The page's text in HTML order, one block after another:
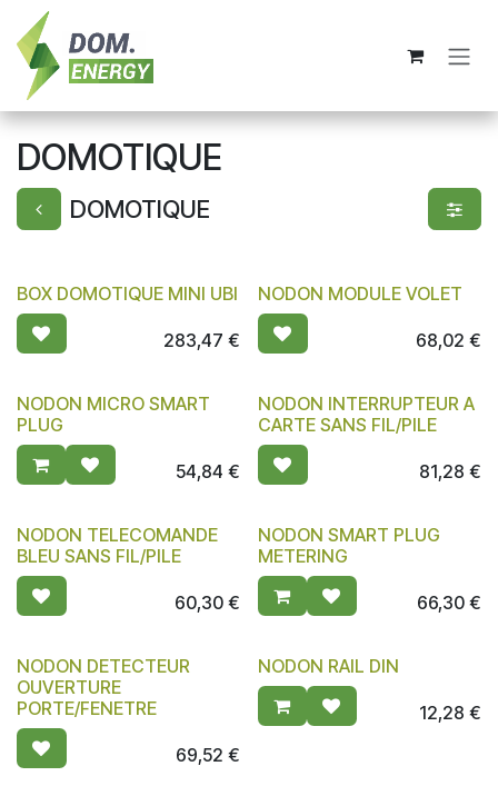
Se rendre au contenu
DOMOTIQUE
DOMOTIQUE
BOX DOMOTIQUE MINI UBI
283,47 €
NODON MODULE VOLET
68,02 €
NODON MICRO SMART
PLUG
54,84 €
NODON INTERRUPTEUR A
CARTE SANS FIL/PILE
81,28 €
NODON TELECOMANDE
BLEU SANS FIL/PILE
60,30€
NODON SMART PLUG
METERING
66,30€
NODON DETECTEUR
OUVERTURE
PORTE/FENETRE
69,52 €
NODON RAIL DIN
12,28 €